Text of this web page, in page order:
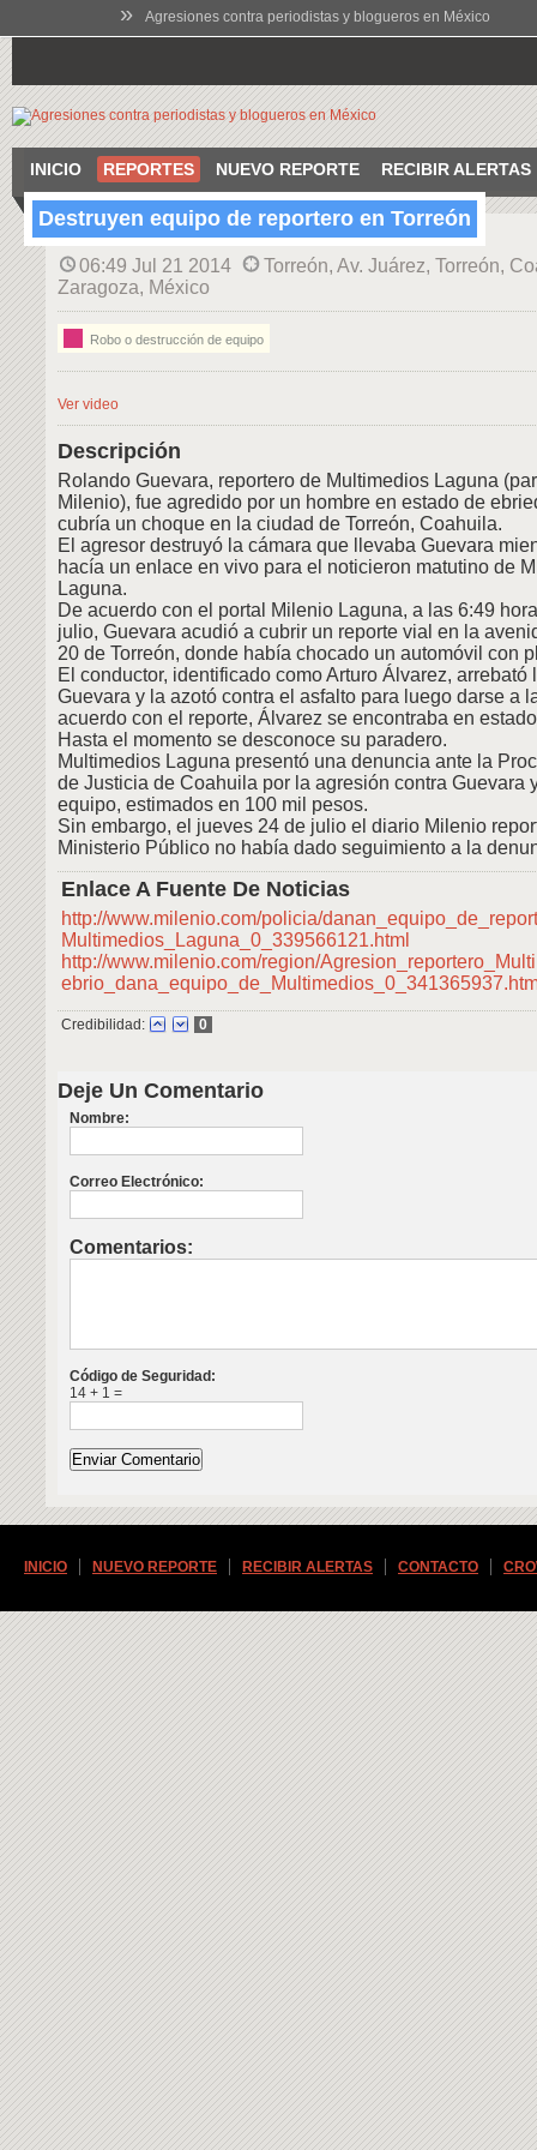
» Agresiones contra periodistas y blogueros en México
INICIO REPORTES NUEVO REPORTE RECIBIR ALERTAS
Destruyen equipo de reportero en Torreón
06:49 Jul 21 2014
Torreón, Av. Juárez, Torreón,
Zaragoza, México
Robo o destrucción de equipo
Ver video
Descripción
Rolando Guevara, reportero de Multimedios Laguna
Milenio), fue agredido por un hombre en estado de
cubría un choque en la ciudad de Torreón, Coahuila.
El agresor destruyó la cámara que llevaba Guevara
hacía un enlace en vivo para el noticieron matutino de
Laguna.
De acuerdo con el portal Milenio Laguna, a las 6:49
julio, Guevara acudió a cubrir un reporte vial en la
20 de Torreón, donde había chocado un automóvil con
El conductor, identificado como Arturo Álvarez, arrebató
Guevara y la azotó contra el asfalto para luego darse a
acuerdo con el reporte, Álvarez se encontraba en
Hasta el momento se desconoce su paradero.
Multimedios Laguna presentó una denuncia ante la
de Justicia de Coahuila por la agresión contra Guevara
equipo, estimados en 100 mil pesos.
Sin embargo, el jueves 24 de julio el diario Milenio
Ministerio Público no había dado seguimiento a la
Enlace A Fuente De Noticias
http://www.milenio.com/policia/
Multimedios_Laguna_0_339566121.html
http://www.milenio.com/region/
Credibilidad: 0
Deje Un Comentario
Nombre:
Correo Electrónico:
Comentarios:
Código de Seguridad:
14 + 1 =
INICIO NUEVO REPORTE RECIBIR ALERTAS CONTACTO